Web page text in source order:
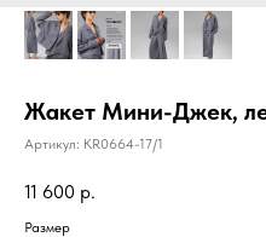
Жакет Мини-Джек,
Артикул: KR0664-17/1
11 600 р.
Размер